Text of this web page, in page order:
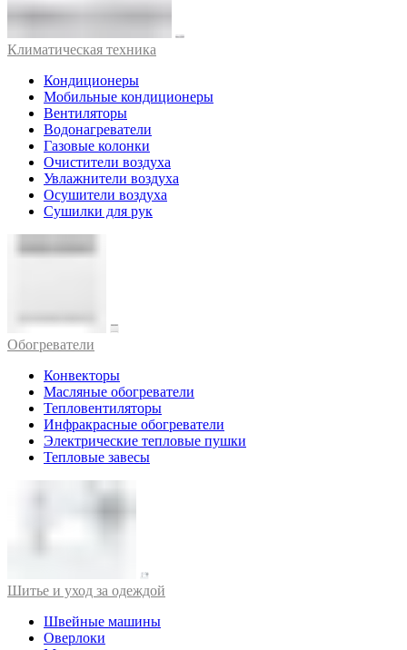
Климатическая техника
Кондиционеры
Мобильные кондиционеры
Вентиляторы
Водонагреватели
Газовые колонки
Очистители воздуха
Увлажнители воздуха
Осушители воздуха
Сушилки для рук
Обогреватели
Конвекторы
Масляные обогреватели
Тепловентиляторы
Инфракрасные обогреватели
Электрические тепловые пушки
Тепловые завесы
Шитье и уход за одеждой
Швейные машины
Оверлоки